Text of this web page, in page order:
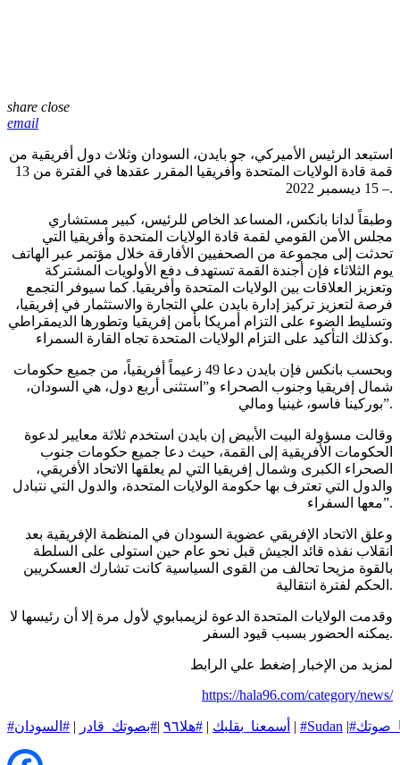
share close
email
استبعد الرئيس الأميركي، جو بايدن، السودان وثلاث دول أفريقية من
قمة قادة الولايات المتحدة وأفريقيا المقرر عقدها في الفترة من 13
– 15 ديسمبر 2022.
وطبقاً لدانا بانكس، المساعد الخاص للرئيس، كبير مستشاري
مجلس الأمن القومي لقمة قادة الولايات المتحدة وأفريقيا التي
تحدثت إلى مجموعة من الصحفيين الأفارقة خلال مؤتمر عبر الهاتف
يوم الثلاثاء فإن أجندة القمة تستهدف دفع الأولويات المشتركة
وتعزيز العلاقات بين الولايات المتحدة وأفريقيا. كما سيوفر التجمع
فرصة لتعزيز تركيز إدارة بايدن على التجارة والاستثمار في إفريقيا،
وتسليط الضوء على التزام أمريكا بأمن إفريقيا وتطورها الديمقراطي
وكذلك التأكيد على التزام الولايات المتحدة تجاه القارة السمراء.
وبحسب بانكس فإن بايدن دعا 49 زعيماً أفريقياً، من جميع حكومات
شمال إفريقيا وجنوب الصحراء و”استثنى أربع دول، هي السودان،
بوركينا فاسو، غينيا ومالي”.
وقالت مسؤولة البيت الأبيض إن بايدن استخدم ثلاثة معايير لدعوة
الحكومات الأفريقية إلى القمة، حيث دعا جميع حكومات جنوب
الصحراء الكبرى وشمال إفريقيا التي لم يعلقها الاتحاد الأفريقي،
والدول التي تعترف بها حكومة الولايات المتحدة، والدول التي نتبادل
معها السفراء”.
وعلق الاتحاد الإفريقي عضوية السودان في المنظمة الإفريقية بعد
انقلاب نفذه قائد الجيش قبل نحو عام حين استولى على السلطة
بالقوة مزيحا تحالف من القوى السياسية كانت تشارك العسكريين
الحكم لفترة انتقالية.
وقدمت الولايات المتحدة الدعوة لزيمبابوي لأول مرة إلا أن رئيسها لا
يمكنه الحضور بسبب قيود السفر.
لمزيد من الإخبار إضغط علي الرابط
https://hala96.com/category/news/
#أسمعنا_بقلبك | #هلا٩٦ |#بصوتك_قادر | #السودان | #Sudan |